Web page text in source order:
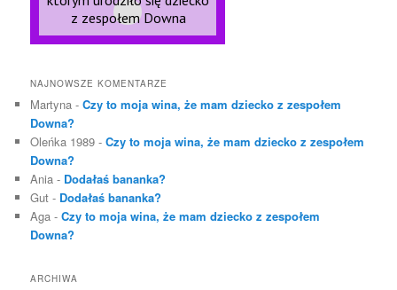
NAJNOWSZE KOMENTARZE
Martyna -Czy to moja wina, że mam dziecko z zespołem
Downa?
Oleńka 1989 -Czy to moja wina, że mam dziecko z zespołem
Downa?
Ania - Dodałaś bananka?
Gut - Dodałaś bananka?
Aga -Czy to moja wina, że mam dziecko z zespołem
Downa?
ARCHIWA